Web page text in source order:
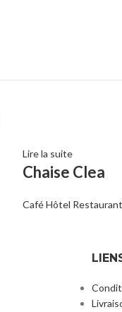
Lire la suite
Chaise Clea
Café Hôtel Restaurant